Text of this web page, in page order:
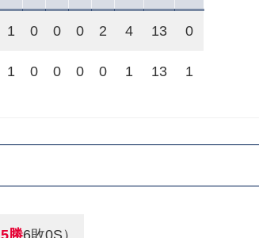
1 0 0 0 2 4 13 0
1 0 0 0 0 1 13 1